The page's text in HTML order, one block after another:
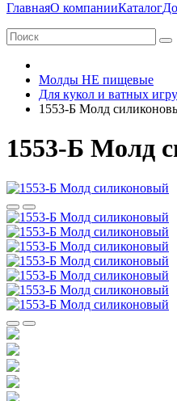
ГлавнаяО компанииКаталог
Молды НЕ пищевые
Для кукол и ватных
1553-Б Молд
1553-Б Молд